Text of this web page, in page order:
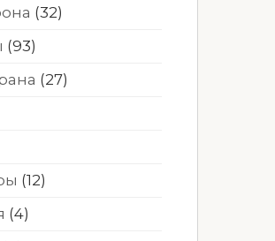
(32)
(93)
(27)
(12)
(4)